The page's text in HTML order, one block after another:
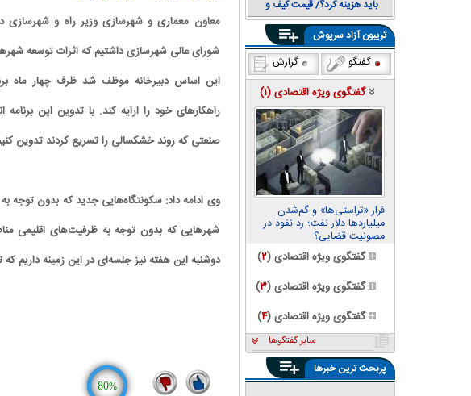
معاون معماری و شهرسازی وزیر راه و شهرسازی
شورای عالی شهرسازی داشتیم که اثرات توسعه
این اساس دبیرخانه موظف شد ظرف چهار ماه
راهکارهای خود را ارایه کند. با تدوین این
صنعتی که روند خشکسالی را تسریع کردند تدوین
وی ادامه داد: سکونتگاه‌هایی جدید که بدون توجه
شهرهایی که بدون توجه به ظرفیت‌های اقلیمی
دوشنبه این هفته نیز جلسه‌ای در این زمینه داریم
80%
باید هزینه کرد؟/ قیمت کیف و
کفش مدرسه ۳ برابر شد
تریبون آزاد سرپوش
گفتگو
گزارش
گفتگوی ویژه اقتصادی (۱)
فرار «تراستی‌ها» و گم‌شدن
میلیاردها دلار نفت؛ رد نفوذ در
مصونیت قضایی؟
گفتگوی ویژه اقتصادی (۲)
پشت پرده بنزین ۱۰‌هزارتومانی؛
جدال جناحی بر سر نرخ سوم
گفتگوی ویژه اقتصادی (۳)
گفتگوی ویژه اقتصادی (۴)
سایر گفتگوها
پربحث ترین خبرها